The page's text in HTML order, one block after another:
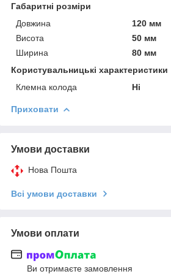
Габаритні розміри
Довжина
120 мм
Висота
50 мм
Ширина
80 мм
Користувальницькі характеристики
Клемна колода
Ні
Приховати
Умови доставки
Нова Пошта
Всі умови доставки
Умови оплати
Ви отримаєте замовлення